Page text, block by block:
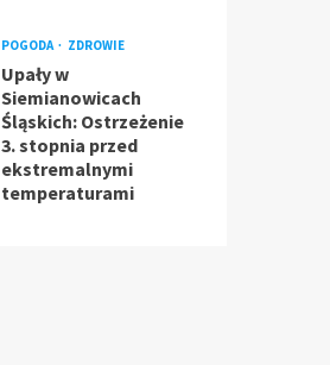
POGODA ZDROWIE
Upały w
Siemianowicach
Śląskich: Ostrzeżenie
3. stopnia przed
ekstremalnymi
temperaturami